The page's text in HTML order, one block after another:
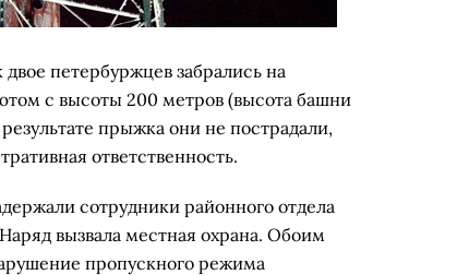
петербуржцев забрались на
с высоты 200 метров (высота башни
прыжка они не пострадали,
ответственность.
сотрудники районного отдела
вызвала местная охрана. Обоим
пропускного режима